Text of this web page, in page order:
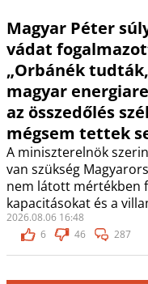
Magyar Péter
vádat
„Orbánék
magyar
az összedőlés
mégsem tettek
A miniszterelnök
van szükség
nem látott mértékben
kapacitásokat és a
2026.08.06 16:48
6
46 287